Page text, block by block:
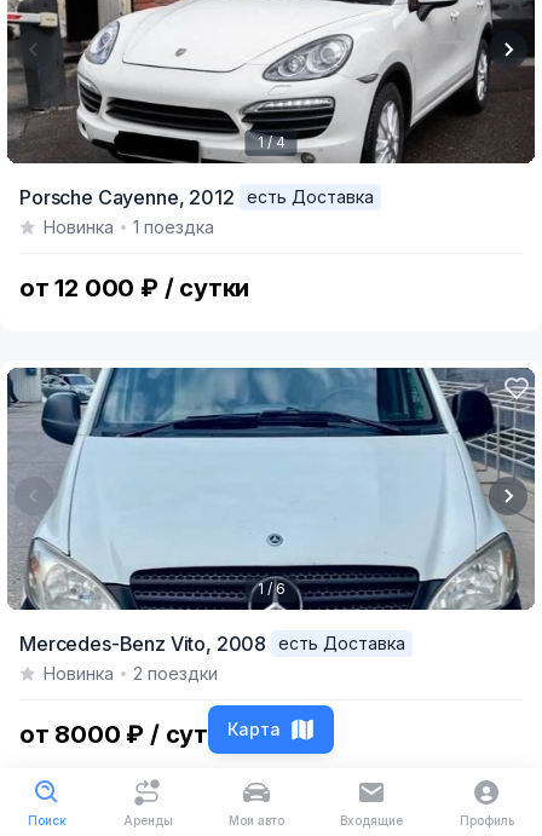
of
1 / 4
Porsche Cayenne, 2012
есть Доставка
Новинка
1 поездка
от 12 000 ₽ / сутки
of
1 / 6
Mercedes-Benz Vito, 2008
есть Доставка
Новинка
2 поездки
от 8000 ₽ / сутки
Поиск Аренды Мои авто Входящие Профиль
Карта